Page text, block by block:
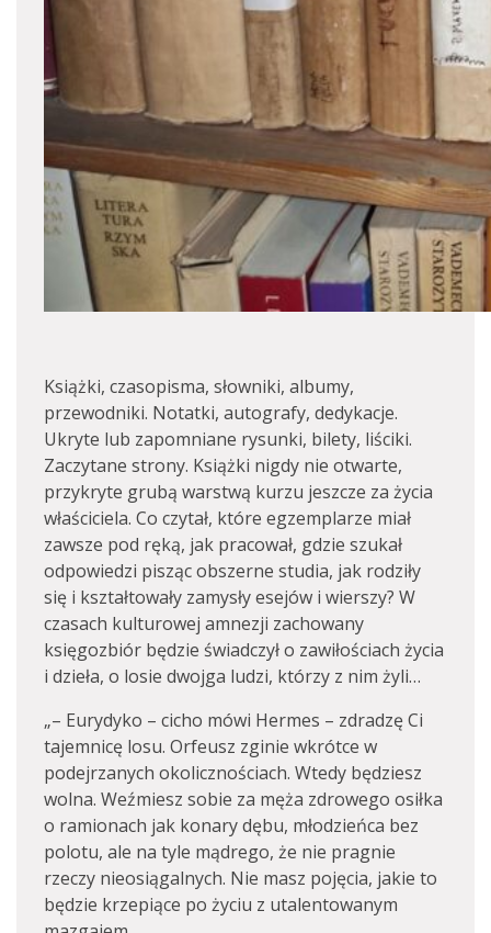
Książki, czasopisma, słowniki, albumy,
przewodniki. Notatki, autografy, dedykacje.
Ukryte lub zapomniane rysunki, bilety, liściki.
Zaczytane strony. Książki nigdy nie otwarte,
przykryte grubą warstwą kurzu jeszcze za życia
właściciela. Co czytał, które egzemplarze miał
zawsze pod ręką, jak pracował, gdzie szukał
odpowiedzi pisząc obszerne studia, jak rodziły
się i kształtowały zamysły esejów i wierszy? W
czasach kulturowej amnezji zachowany
księgozbiór będzie świadczył o zawiłościach życia
i dzieła, o losie dwojga ludzi, którzy z nim żyli…
„– Eurydyko – cicho mówi Hermes – zdradzę Ci
tajemnicę losu. Orfeusz zginie wkrótce w
podejrzanych okolicznościach. Wtedy będziesz
wolna. Weźmiesz sobie za męża zdrowego osiłka
o ramionach jak konary dębu, młodzieńca bez
polotu, ale na tyle mądrego, że nie pragnie
rzeczy nieosiągalnych. Nie masz pojęcia, jakie to
będzie krzepiące po życiu z utalentowanym